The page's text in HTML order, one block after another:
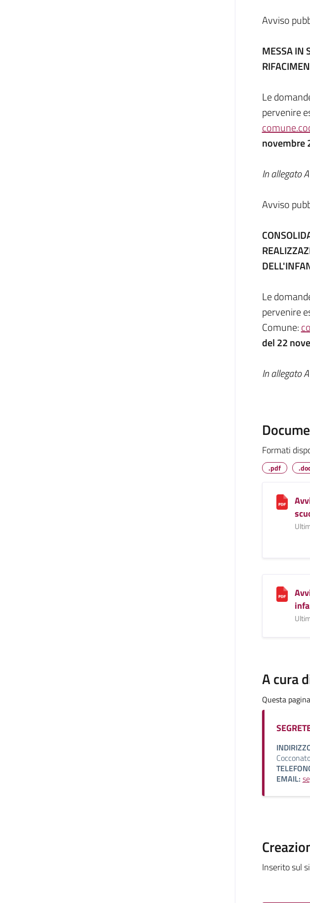
Avviso
MESSA IN
Le
pervenire
novembre
In allegato
Avviso
Le
pervenire
Comune:
del 22
In allegato
Formati
.pdf
A cura
Questa
EMAIL:
Inserito sul